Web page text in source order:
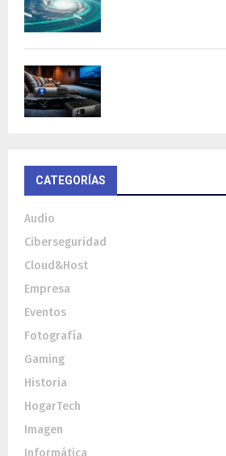
CATEGORÍAS
Audio
Ciberseguridad
Cloud&Host
Empresa
Eventos
Fotografía
Gaming
Historia
HogarTech
Imagen
Informática